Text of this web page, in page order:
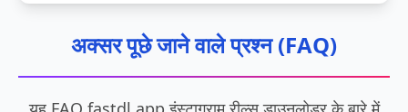
अक्सर पूछे जाने वाले प्रश्न (FAQ)